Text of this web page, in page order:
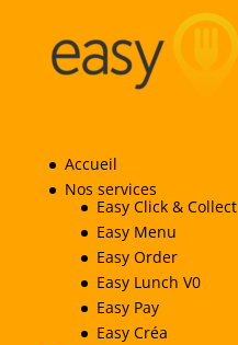
Accueil
Nos services
Easy Click & Collect
Easy Menu
Easy Order
Easy Lunch V0
Easy Pay
Easy Créa